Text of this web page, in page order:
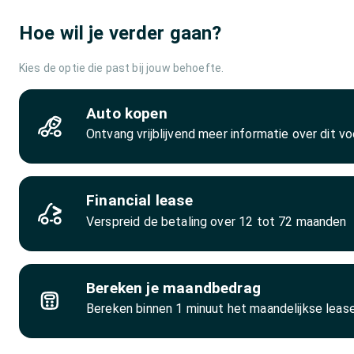
Hoe wil je verder gaan?
Kies de optie die past bij jouw behoefte.
Auto kopen
Ontvang vrijblijvend meer informatie over dit
Financial lease
Verspreid de betaling over 12 tot 72 maanden
Bereken je maandbedrag
Bereken binnen 1 minuut het maandelijkse